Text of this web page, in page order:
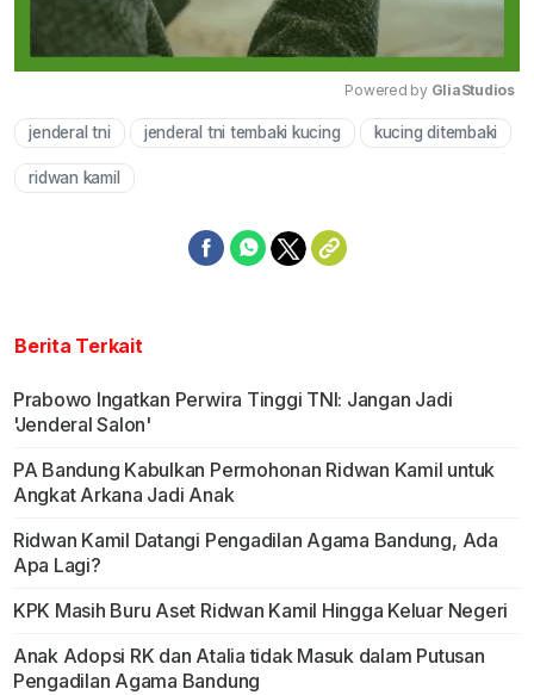
Mute
Powered by GliaStudios
jenderal tni jenderal tni tembaki kucing kucing ditembaki
ridwan kamil
Berita Terkait
Prabowo Ingatkan Perwira Tinggi TNI: Jangan Jadi
'Jenderal Salon'
PA Bandung Kabulkan Permohonan Ridwan Kamil untuk
Angkat Arkana Jadi Anak
Ridwan Kamil Datangi Pengadilan Agama Bandung, Ada
Apa Lagi?
KPK Masih Buru Aset Ridwan Kamil Hingga Keluar Negeri
Anak Adopsi RK dan Atalia tidak Masuk dalam Putusan
Pengadilan Agama Bandung